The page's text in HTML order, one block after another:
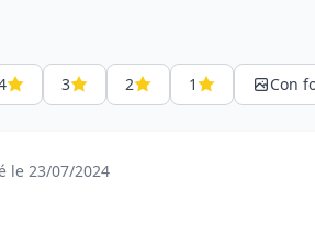
3 2 1 Con
le 23/07/2024